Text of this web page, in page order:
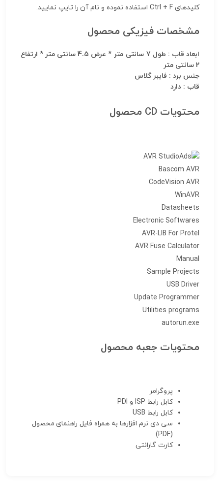
کلیدهای Ctrl + F استفاده نموده و نام آن را تایپ نمایید.
مشخصات فیزیکی محصول
ابعاد قاب : طول 7 سانتی متر * عرض 4.5 سانتی متر * ارتفاع
2 سانتی متر
جنس برد : فایبر گلاس
قاب : دارد
محتویات CD محصول
AVR Studio
Bascom AVR
CodeVision AVR
WinAVR
Datasheets
Electronic Softwares
AVR-LIB For Protel
AVR Fuse Calculator
Manual
Sample Projects
USB Driver
Update Programmer
Utilities programs
autorun.exe
محتویات جعبه محصول
پروگرامر
کابل رابط ISP و PDI
کابل رابط USB
سی دی نرم افزارها به همراه فایل راهنمای محصول
(PDF)
کارت گارانتی